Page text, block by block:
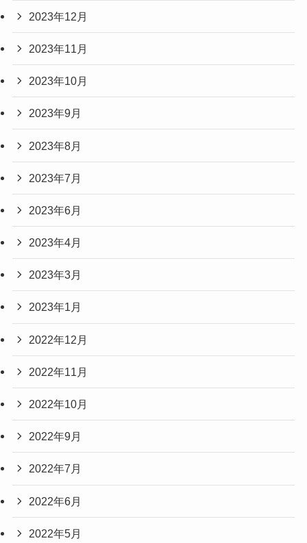
2023年12月
2023年11月
2023年10月
2023年9月
2023年8月
2023年7月
2023年6月
2023年4月
2023年3月
2023年1月
2022年12月
2022年11月
2022年10月
2022年9月
2022年7月
2022年6月
2022年5月